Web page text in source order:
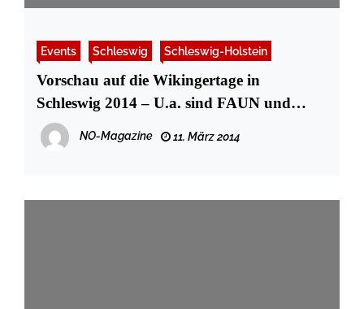
Events Schleswig Schleswig-Holstein
Vorschau auf die Wikingertage in
Schleswig 2014 – U.a. sind FAUN und
THE SALLY GARDENS dabei
NO-Magazine 11. März 2014